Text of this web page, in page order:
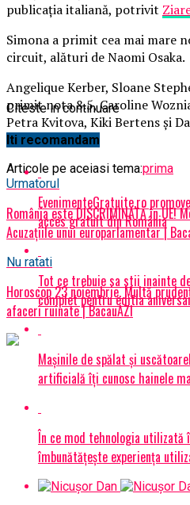
publicaţia italiană, potrivit
Simona a primit cea mai mare
circuit, alături de Naomi Osaka.
Angelique Kerber, Sloane
primit nota 8.5, Caroline
Petra Kvitova, Kiki Bertens şi
notate cu 7.5.
Articole pe aceiasi tema:prima
Urmatorul
România este DISCRIMINATĂ în
Acuzațiile unui europarlamentar |
Nu ratati
Horoscop 23 noiembrie. Multă
afaceri ruinate | BacauAZI
Citeste in continuare
Iti recomandam
EvenimenteGratuite.ro
acces gratuit din România
Tot ce trebuie sa stii inainte
complet pentru editia
Mașinile de spălat și
artificială îți cunosc hainele
În ce mod tehnologia utilizată
îmbunătățește experiența